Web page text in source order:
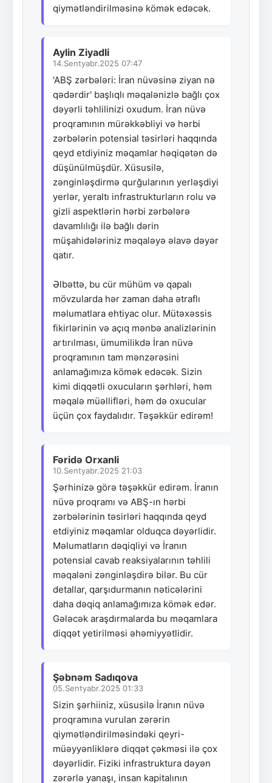
qiymətləndirilməsinə kömək edəcək.
Aylin Ziyadli
14.Sentyabr.2025 07:47
'ABŞ zərbələri: İran nüvəsinə ziyan nə
qədərdir' başlıqlı məqalənizlə bağlı çox
dəyərli təhlilinizi oxudum. İran nüvə
proqramının mürəkkəbliyi və hərbi
zərbələrin potensial təsirləri haqqında
qeyd etdiyiniz məqamlar həqiqətən də
düşünülmüşdür. Xüsusilə,
zənginləşdirmə qurğularının yerləşdiyi
yerlər, yeraltı infrastrukturların rolu və
gizli aspektlərin hərbi zərbələrə
davamlılığı ilə bağlı dərin
müşahidələriniz məqaləyə əlavə dəyər
qatır.
Əlbəttə, bu cür mühüm və qapalı
mövzularda hər zaman daha ətraflı
məlumatlara ehtiyac olur. Mütəxəssis
fikirlərinin və açıq mənbə analizlərinin
artırılması, ümumilikdə İran nüvə
proqramının tam mənzərəsini
anlamağımıza kömək edəcək. Sizin
kimi diqqətli oxucuların şərhləri, həm
məqalə müəllifləri, həm də oxucular
üçün çox faydalıdır. Təşəkkür edirəm!
Fəridə Orxanli
10.Sentyabr.2025 21:03
Şərhinizə görə təşəkkür edirəm. İranın
nüvə proqramı və ABŞ-ın hərbi
zərbələrinin təsirləri haqqında qeyd
etdiyiniz məqamlar olduqca dəyərlidir.
Məlumatların dəqiqliyi və İranın
potensial cavab reaksiyalarının təhlili
məqaləni zənginləşdirə bilər. Bu cür
detallar, qarşıdurmanın nəticələrini
daha dəqiq anlamağımıza kömək edər.
Gələcək araşdırmalarda bu məqamlara
diqqət yetirilməsi əhəmiyyətlidir.
Şəbnəm Sadıqova
05.Sentyabr.2025 01:33
Sizin şərhiiniz, xüsusilə İranın nüvə
proqramına vurulan zərərin
qiymətləndirilməsindəki qeyri-
müəyyənliklərə diqqət çəkməsi ilə çox
dəyərlidir. Fiziki infrastruktura dəyən
zərərlə yanaşı, insan kapitalının